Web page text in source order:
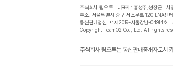
주식회사 팀오투 | 대표자: 홍성주,성장근 |
주소: 서울특별시 중구 서소문로 120 ENA센터
통신판매업신고: 제2019-서울강남-04914호 |
Copyright TeamO2 Co., Ltd. All rights
주식회사 팀오투는 통신판매중개자로서